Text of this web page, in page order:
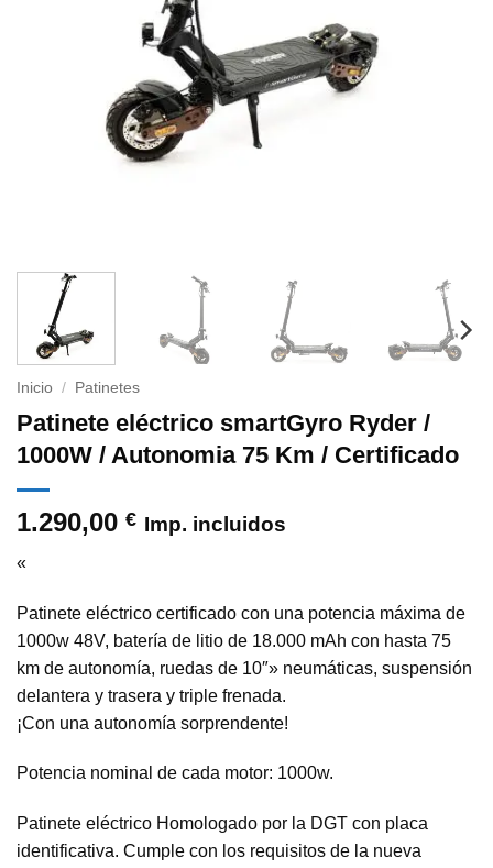
Inicio / Patinetes
Patinete eléctrico smartGyro Ryder /
1000W / Autonomia 75 Km / Certificado
1.290,00 € Imp. incluidos
«
Patinete eléctrico certificado con una potencia máxima de
1000w 48V, batería de litio de 18.000 mAh con hasta 75
km de autonomía, ruedas de 10″» neumáticas, suspensión
delantera y trasera y triple frenada.
¡Con una autonomía sorprendente!
Potencia nominal de cada motor: 1000w.
Patinete eléctrico Homologado por la DGT con placa
identificativa. Cumple con los requisitos de la nueva